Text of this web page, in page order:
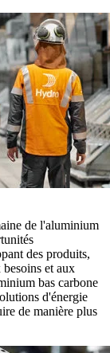
de l'aluminium
des produits,
et aux
bas carbone
d'énergie
de manière plus